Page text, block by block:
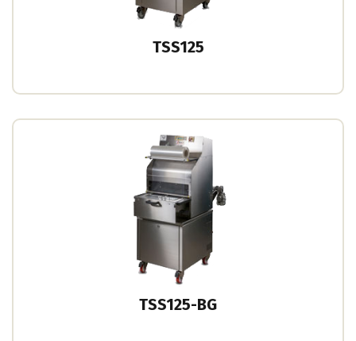
TSS125
TSS125-BG